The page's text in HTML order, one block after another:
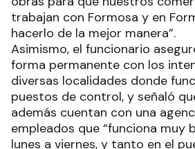
trabajan con Formosa y en
hacerlo de la mejor manera”.
Asimismo, el funcionario
forma permanente con los
diversas localidades donde
puestos de control, y señaló
además cuentan con una
empleados que “funciona muy
lunes a viernes, y tanto en el